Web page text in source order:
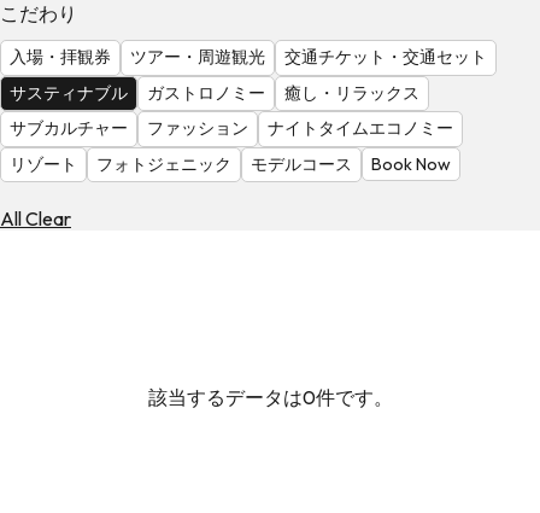
る
気
を
見
る
こだわり
入場・拝観券 ツアー・周遊観光
交通チケット・交通セット
サスティナブル
ガストロノミー
癒し・リラックス
サブカルチャー
ファッション
ナイトタイムエコノミー
リゾート
フォトジェニック モデルコース Book Now
All Clear
該当するデータは0件です。